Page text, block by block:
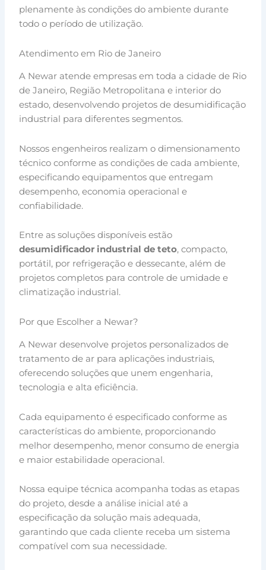
plenamente às condições do ambiente durante
todo o período de utilização.
Atendimento em Rio de Janeiro
A Newar atende empresas em toda a cidade de Rio
de Janeiro, Região Metropolitana e interior do
estado, desenvolvendo projetos de desumidificação
industrial para diferentes segmentos.
Nossos engenheiros realizam o dimensionamento
técnico conforme as condições de cada ambiente,
especificando equipamentos que entregam
desempenho, economia operacional e
confiabilidade.
Entre as soluções disponíveis estão
desumidificador industrial de teto, compacto,
portátil, por refrigeração e dessecante, além de
projetos completos para controle de umidade e
climatização industrial.
Por que Escolher a Newar?
A Newar desenvolve projetos personalizados de
tratamento de ar para aplicações industriais,
oferecendo soluções que unem engenharia,
tecnologia e alta eficiência.
Cada equipamento é especificado conforme as
características do ambiente, proporcionando
melhor desempenho, menor consumo de energia
e maior estabilidade operacional.
Nossa equipe técnica acompanha todas as etapas
do projeto, desde a análise inicial até a
especificação da solução mais adequada,
garantindo que cada cliente receba um sistema
compatível com sua necessidade.